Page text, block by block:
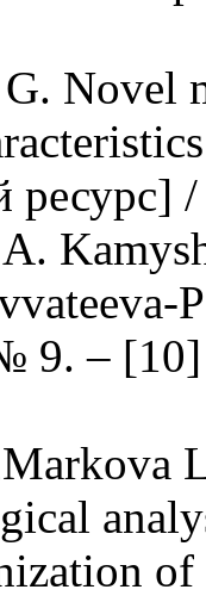
Novel
ресурс]
9. –